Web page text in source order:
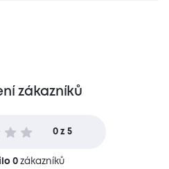
zákazníků
0 z 5
0 zákazníků